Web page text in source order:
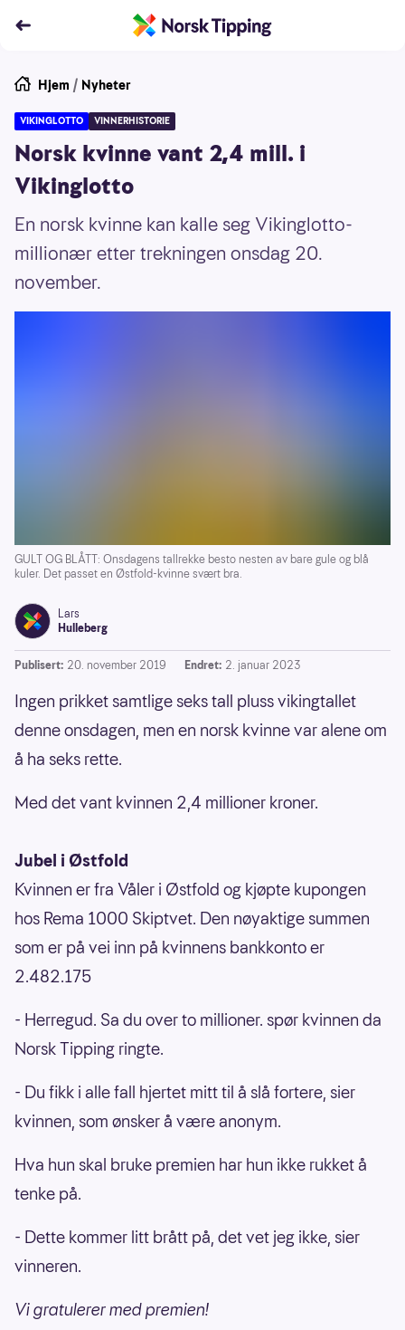
Hjem / Nyheter
VIKINGLOTTO VINNERHISTORIE
Norsk kvinne vant 2,4 mill. i
Vikinglotto
En norsk kvinne kan kalle seg Vikinglotto-
millionær etter trekningen onsdag 20.
november.
GULT OG BLÅTT: Onsdagens tallrekke besto nesten av bare gule og blå
kuler. Det passet en Østfold-kvinne svært bra.
Lars
Hulleberg
Publisert: 20. november 2019 Endret: 2. januar 2023
Ingen prikket samtlige seks tall pluss vikingtallet
denne onsdagen, men en norsk kvinne var alene om
å ha seks rette.
Med det vant kvinnen 2,4 millioner kroner.
Jubel i Østfold
Kvinnen er fra Våler i Østfold og kjøpte kupongen
hos Rema 1000 Skiptvet. Den nøyaktige summen
som er på vei inn på kvinnens bankkonto er
2.482.175
- Herregud. Sa du over to millioner. spør kvinnen da
Norsk Tipping ringte.
- Du fikk i alle fall hjertet mitt til å slå fortere, sier
kvinnen, som ønsker å være anonym.
Hva hun skal bruke premien har hun ikke rukket å
tenke på.
- Dette kommer litt brått på, det vet jeg ikke, sier
vinneren.
Vi gratulerer med premien!